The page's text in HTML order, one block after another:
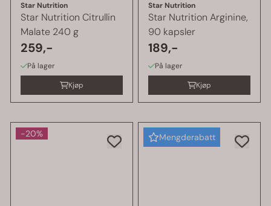
Star Nutrition
Star Nutrition Citrullin
Malate 240 g
259,-
På lager
Kjøp
Star Nutrition
Star Nutrition Arginine,
90 kapsler
189,-
På lager
Kjøp
-20% Mengderabatt